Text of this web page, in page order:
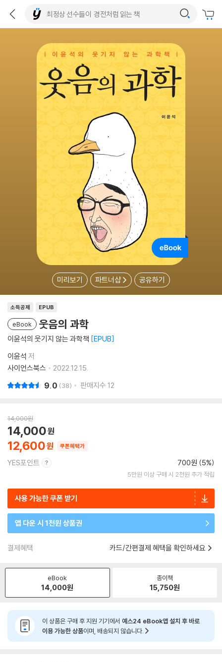
미리보기 파트너샵 공유하기
소득공제 EPUB
eBook 웃음의 과학
이윤석의 웃기지 않는 과학책 EPUB
이윤석 저
사이언스북스
2022.12.15.
9.0 38 판매지수 12
14,000원
12,600
14,000
쿠폰혜택가
YES포인트 700원 (5%)
5만원 이상 구매 시 2천원 추가 적립
사용 가능한 쿠폰 받기
앱 다운 시 1천원 상품권
결제혜택 카드/간편결제 혜택을 확인하세요
eBook
14,000원
종이책
15,750원
이 상품은 구매 후 지원 기기에서 예스24 eBook앱 설치 후 바로
이용 가능한 상품이며, 배송되지 않습니다.